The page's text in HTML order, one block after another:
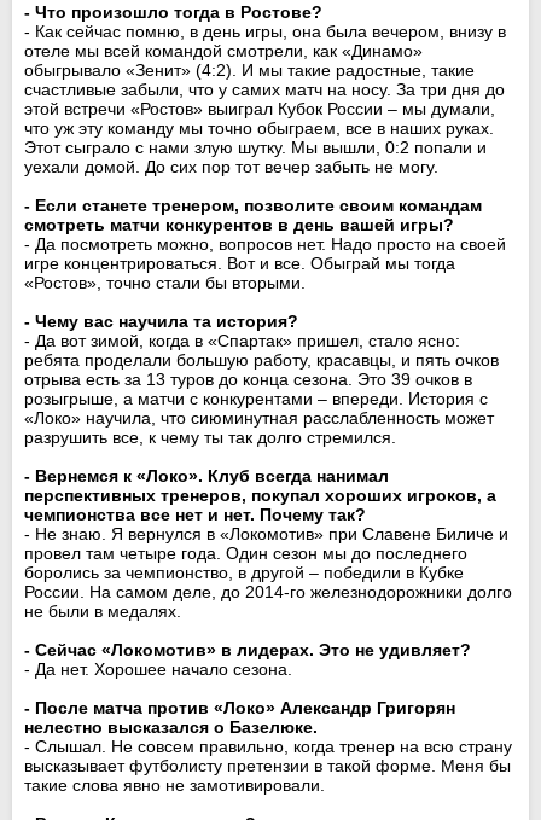
- Что произошло тогда в Ростове?
- Как сейчас помню, в день игры, она была вечером, внизу в
отеле мы всей командой смотрели, как «Динамо»
обыгрывало «Зенит» (4:2). И мы такие радостные, такие
счастливые забыли, что у самих матч на носу. За три дня до
этой встречи «Ростов» выиграл Кубок России – мы думали,
что уж эту команду мы точно обыграем, все в наших руках.
Этот сыграло с нами злую шутку. Мы вышли, 0:2 попали и
уехали домой. До сих пор тот вечер забыть не могу.
- Если станете тренером, позволите своим командам
смотреть матчи конкурентов в день вашей игры?
- Да посмотреть можно, вопросов нет. Надо просто на своей
игре концентрироваться. Вот и все. Обыграй мы тогда
«Ростов», точно стали бы вторыми.
- Чему вас научила та история?
- Да вот зимой, когда в «Спартак» пришел, стало ясно:
ребята проделали большую работу, красавцы, и пять очков
отрыва есть за 13 туров до конца сезона. Это 39 очков в
розыгрыше, а матчи с конкурентами – впереди. История с
«Локо» научила, что сиюминутная расслабленность может
разрушить все, к чему ты так долго стремился.
- Вернемся к «Локо». Клуб всегда нанимал
перспективных тренеров, покупал хороших игроков, а
чемпионства все нет и нет. Почему так?
- Не знаю. Я вернулся в «Локомотив» при Славене Биличе и
провел там четыре года. Один сезон мы до последнего
боролись за чемпионство, в другой – победили в Кубке
России. На самом деле, до 2014-го железнодорожники долго
не были в медалях.
- Сейчас «Локомотив» в лидерах. Это не удивляет?
- Да нет. Хорошее начало сезона.
- После матча против «Локо» Александр Григорян
нелестно высказался о Базелюке.
- Слышал. Не совсем правильно, когда тренер на всю страну
высказывает футболисту претензии в такой форме. Меня бы
такие слова явно не замотивировали.